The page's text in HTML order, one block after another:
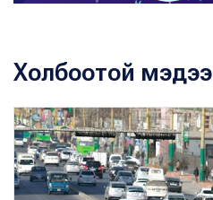
Холбоотой мэдээ